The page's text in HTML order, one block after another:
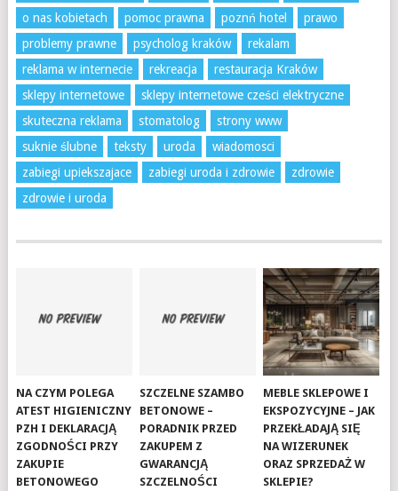
o nas kobietach
pomoc prawna poznń hotel
prawo
problemy prawne
psycholog kraków
rekalam
reklama w internecie
rekreacja
restauracja Kraków
sklepy internetowe
sklepy internetowe cześci elektryczne
skuteczna reklama
stomatolog
strony www
suknie ślubne
teksty uroda
wiadomosci
zabiegi upiekszajace
zabiegi uroda i zdrowie
zdrowie
zdrowie i uroda
NA CZYM POLEGA
ATEST HIGIENICZNY
PZH I DEKLARACJĄ
ZGODNOŚCI PRZY
ZAKUPIE
BETONOWEGO
SZCZELNE SZAMBO
BETONOWE –
PORADNIK PRZED
ZAKUPEM Z
GWARANCJĄ
SZCZELNOŚCI
MEBLE SKLEPOWE I
EKSPOZYCYJNE – JAK
PRZEKŁADAJĄ SIĘ
NA WIZERUNEK
ORAZ SPRZEDAŻ W
SKLEPIE?